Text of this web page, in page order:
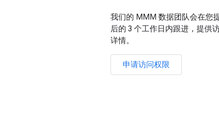
我们的 MMM 数据团队会在您
后的 3 个工作日内跟进，提供
详情。
申请访问权限